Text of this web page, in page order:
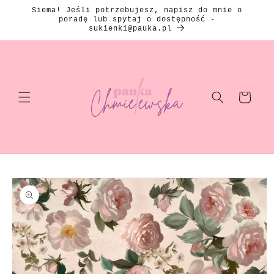
Siema! Jeśli potrzebujesz, napisz do mnie o
poradę lub spytaj o dostępność -
sukienki@pauka.pl
Koszyk
przejść do
informacji
produkcie